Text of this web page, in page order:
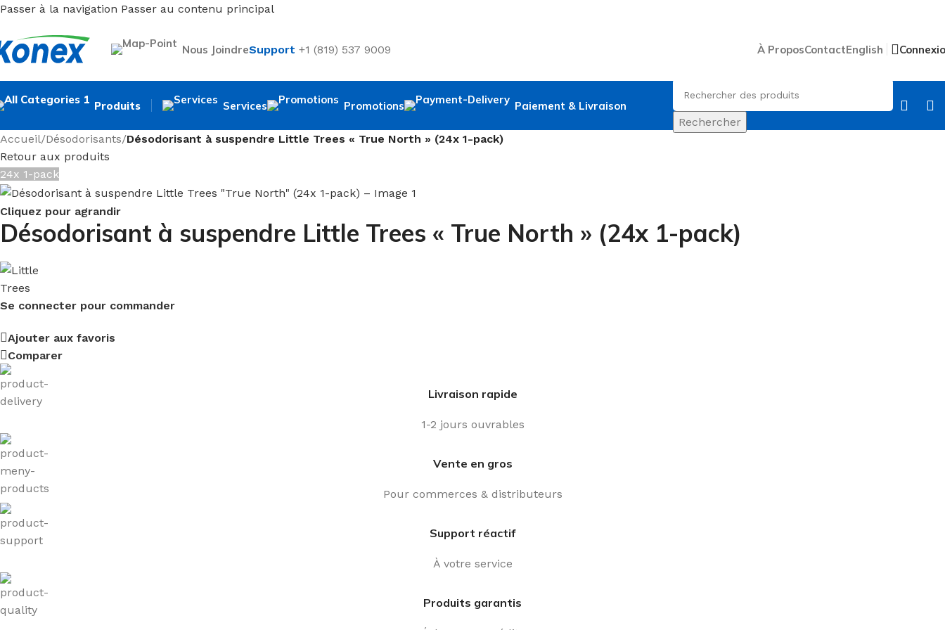
Passer à la navigation Passer au contenu principal
Nous JoindreSupport +1 (819) 537 9009 À ProposContactEnglish
Produits Services Promotions
Paiement & Livraison
Rechercher
Accueil/Désodorisants/Désodorisant à suspendre Little Trees « True North » (24x 1-pack)
Retour aux produits
24x 1-pack
Cliquez pour agrandir
Désodorisant à suspendre Little Trees « True North » (24x 1-pack)
Se connecter pour commander
Ajouter aux favoris
Comparer
Livraison rapide
1-2 jours ouvrables
Vente en gros
Pour commerces & distributeurs
Support réactif
À votre service
Produits garantis